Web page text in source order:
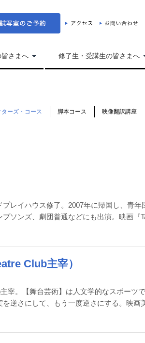
さまへ 修了生・受講生の皆さまへ
ターズ・コース 脚本コース 映像翻訳講座
レイハウス修了。2007年に帰国し、青年
ソンズ、劇団普通などにも出演。映画『
Club主宰）
宰。【舞台芸術】は人文学的なスポーツ
逆さにして、もう一度逆さにする。映画